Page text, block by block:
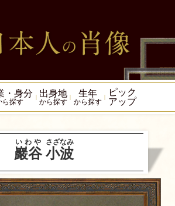
・身分
ら探す
出身地
から探す
生年
から探す
ピック
アップ
巖谷
いわや
小波
さざなみ